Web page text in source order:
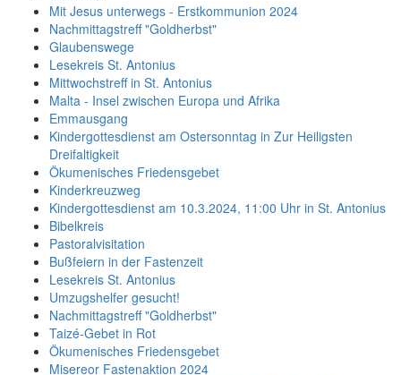
Mit Jesus unterwegs - Erstkommunion 2024
Nachmittagstreff "Goldherbst"
Glaubenswege
Lesekreis St. Antonius
Mittwochstreff in St. Antonius
Malta - Insel zwischen Europa und Afrika
Emmausgang
Kindergottesdienst am Ostersonntag in Zur Heiligsten
Dreifaltigkeit
Ökumenisches Friedensgebet
Kinderkreuzweg
Kindergottesdienst am 10.3.2024, 11:00 Uhr in St. Antonius
Bibelkreis
Pastoralvisitation
Bußfeiern in der Fastenzeit
Lesekreis St. Antonius
Umzugshelfer gesucht!
Nachmittagstreff "Goldherbst"
Taizé-Gebet in Rot
Ökumenisches Friedensgebet
Misereor Fastenaktion 2024